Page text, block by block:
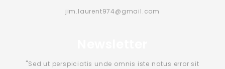
jim.laurent974@gmail.com
"Sed ut perspiciatis unde omnis iste natus error sit